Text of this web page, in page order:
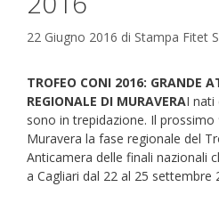
22 Giugno 2016 di Stampa Fitet
TROFEO CONI 2016: GRANDE
REGIONALE DI MURAVERAI nati
sono in trepidazione. Il
Muravera la fase regionale del
Anticamera delle finali nazionali
a Cagliari dal 22 al 25 settembre